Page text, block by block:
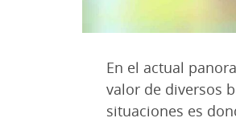
En el actual
valor de diversos
situaciones es